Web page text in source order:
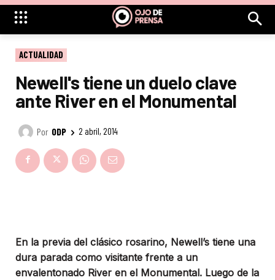
ACTUALIDAD
Newell's tiene un duelo clave
ante River en el Monumental
Por ODP 2 abril, 2014
En la previa del clásico rosarino, Newell’s tiene una
dura parada como visitante frente a un
envalentonado River en el Monumental. Luego de la